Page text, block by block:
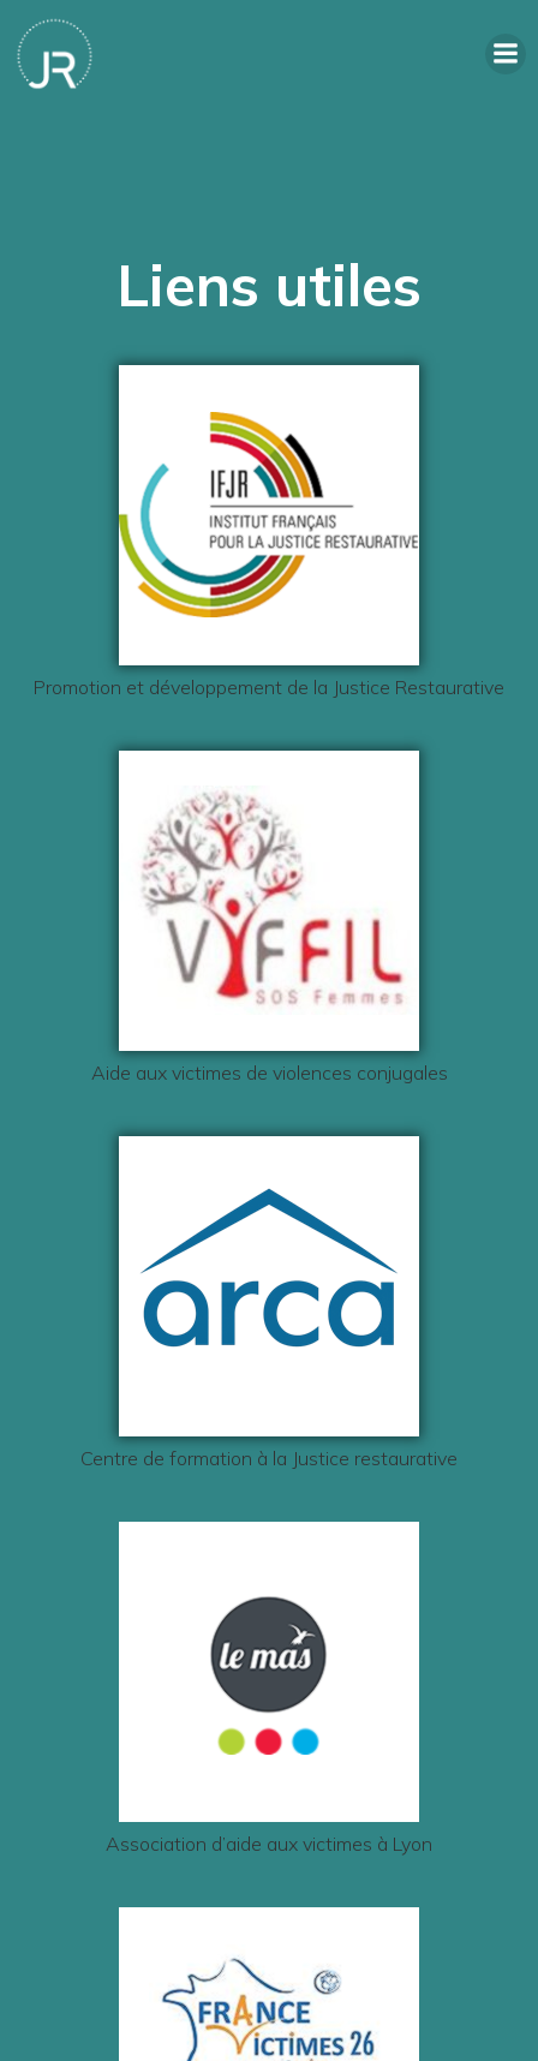
Liens utiles
Promotion et développement de la Justice Restaurative
Aide aux victimes de violences conjugales
Centre de formation à la Justice restaurative
Association d’aide aux victimes à Lyon